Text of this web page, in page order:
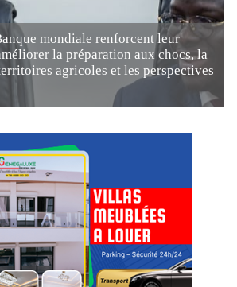
mondiale renforcent leur
la préparation aux chocs, la
agricoles et les perspectives